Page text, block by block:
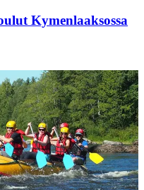
Kymenlaaksossa